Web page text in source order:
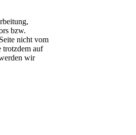
bzw.
nicht vom
trotzdem auf
wir